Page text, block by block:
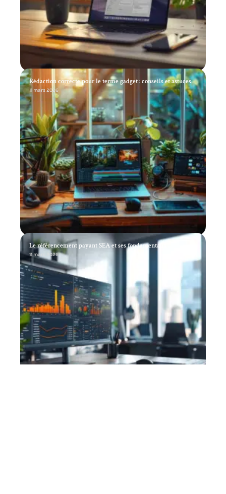
Rédaction correcte pour le terme gadget : conseils et astuces
11 mars 2026
Le référencement payant SEA et ses fondamentaux
11 mars 2026